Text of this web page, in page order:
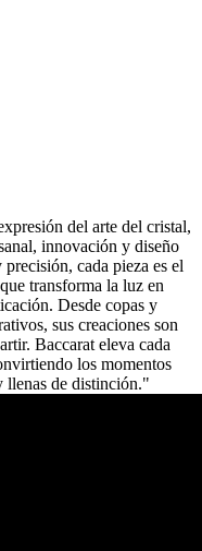
del arte del cristal,
innovación y diseño
cada pieza es el
transforma la luz en
Desde copas y
sus creaciones son
Baccarat eleva cada
los momentos
llenas de distinción."